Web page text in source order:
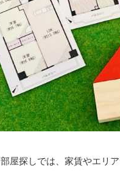
部屋探しでは、家賃やエリ